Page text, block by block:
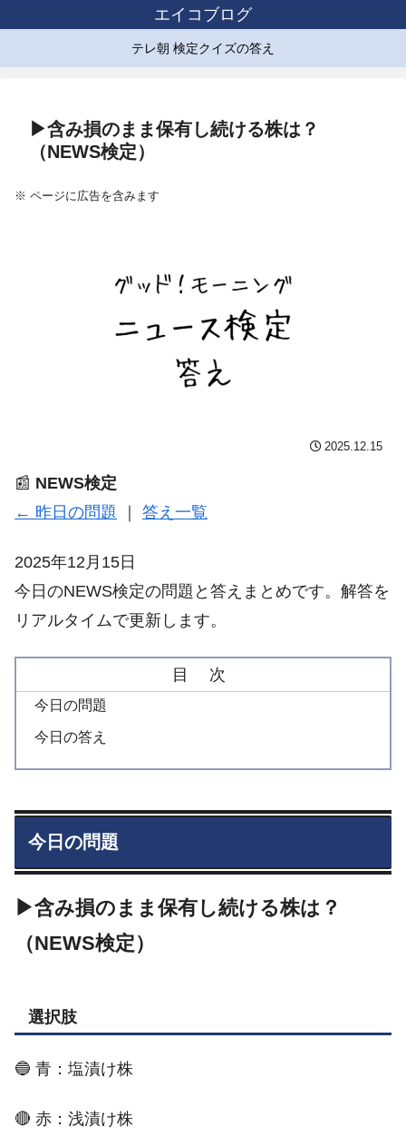
エイコブログ
テレ朝 検定クイズの答え
▶含み損のまま保有し続ける株は？
（NEWS検定）
※ ページに広告を含みます
2025.12.15
📰 NEWS検定
← 昨日の問題 ｜ 答え一覧
2025年12月15日
今日のNEWS検定の問題と答えまとめです。解答を
リアルタイムで更新します。
目 次
今日の問題
今日の答え
今日の問題
▶含み損のまま保有し続ける株は？
（NEWS検定）
選択肢
🔵 青：塩漬け株
🔴 赤：浅漬け株